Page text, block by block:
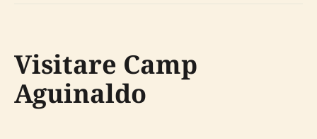
Visitare Camp
Aguinaldo